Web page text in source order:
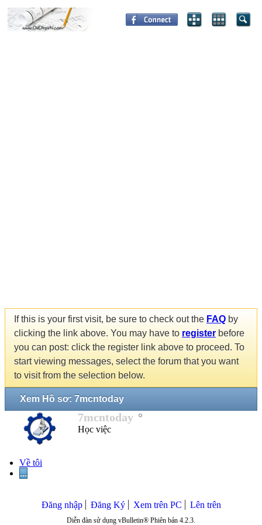
If this is your first visit, be sure to check out the FAQ by
clicking the link above. You may have to register before
you can post: click the register link above to proceed. To
start viewing messages, select the forum that you want
to visit from the selection below.
Xem Hồ sơ: 7mcntoday
7mcntoday
Học việc
Về tôi
...
Đăng nhập Đăng Ký Xem trên PC Lên trên
Diễn đàn sử dụng vBulletin® Phiên bản 4.2.3.